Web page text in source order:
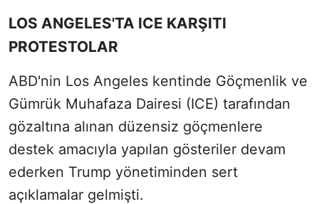
LOS ANGELES'TA ICE KARŞITI
PROTESTOLAR
ABD'nin Los Angeles kentinde Göçmenlik ve
Gümrük Muhafaza Dairesi (ICE) tarafından
gözaltına alınan düzensiz göçmenlere
destek amacıyla yapılan gösteriler devam
ederken Trump yönetiminden sert
açıklamalar gelmişti.